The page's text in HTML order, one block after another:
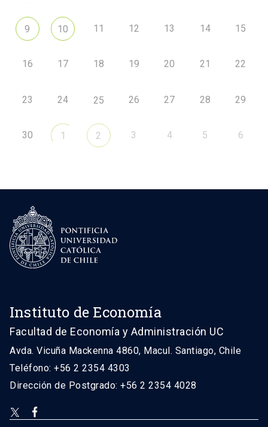
9 10 11 12 13 14 15
16 17 18 19 20 21 22
23 24 25 26 27 28 29
30 1 2 3 4 5 6
Instituto de Economía
Facultad de Economía y Administración UC
Avda. Vicuña Mackenna 4860, Macul. Santiago, Chile
Teléfono: +56 2 2354 4303
Dirección de Postgrado: +56 2 2354 4028